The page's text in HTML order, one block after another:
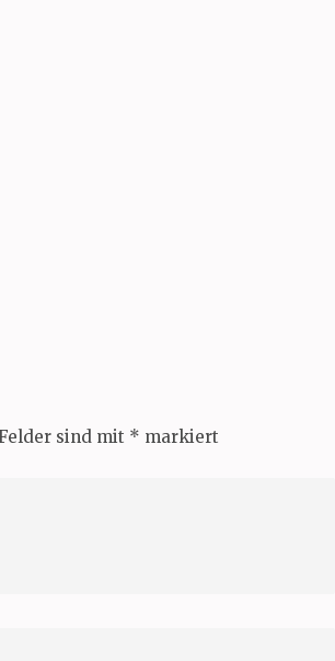
sind mit * markiert